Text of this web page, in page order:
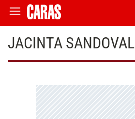
JACINTA SANDOVAL